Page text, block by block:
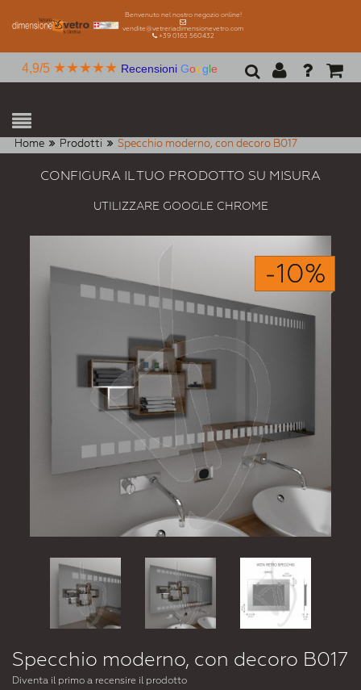
Benvenuto nel nostro negozio online!
vendite@vetreriadimensionevetro.com
+39 0163 560432
4,9/5 ★★★★★ Recensioni Google
Home Prodotti Specchio moderno, con decoro B017
CONFIGURA IL TUO PRODOTTO SU MISURA
UTILIZZARE GOOGLE CHROME
-10%
Specchio moderno, con decoro B017
Diventa il primo a recensire il prodotto